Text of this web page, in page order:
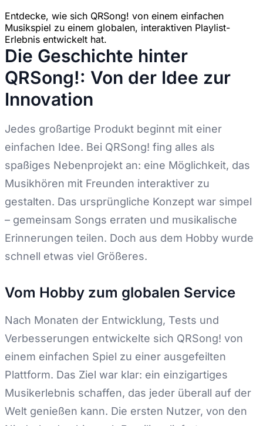
Entdecke, wie sich QRSong! von einem einfachen
Musikspiel zu einem globalen, interaktiven Playlist-
Erlebnis entwickelt hat.
Die Geschichte hinter
QRSong!: Von der Idee zur
Innovation
Jedes großartige Produkt beginnt mit einer
einfachen Idee. Bei QRSong! fing alles als
spaßiges Nebenprojekt an: eine Möglichkeit, das
Musikhören mit Freunden interaktiver zu
gestalten. Das ursprüngliche Konzept war simpel
– gemeinsam Songs erraten und musikalische
Erinnerungen teilen. Doch aus dem Hobby wurde
schnell etwas viel Größeres.
Vom Hobby zum globalen Service
Nach Monaten der Entwicklung, Tests und
Verbesserungen entwickelte sich QRSong! von
einem einfachen Spiel zu einer ausgefeilten
Plattform. Das Ziel war klar: ein einzigartiges
Musikerlebnis schaffen, das jeder überall auf der
Welt genießen kann. Die ersten Nutzer, von den